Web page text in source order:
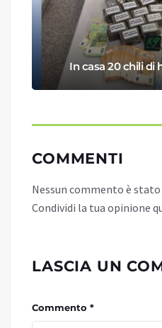
In casa 20 chili di
COMMENTI
Nessun commento è
Condividi la tua opinione
LASCIA UN
Commento *